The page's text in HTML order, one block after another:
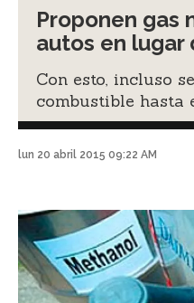
Proponen gas
autos en lugar
Con esto, incluso
combustible hasta
lun 20 abril 2015 09:22 AM